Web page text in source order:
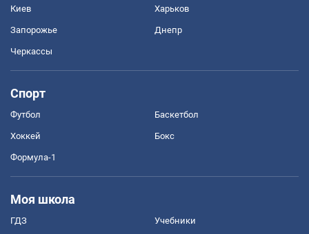
Киев Харьков
Запорожье Днепр
Черкассы
Спорт
Футбол Баскетбол
Хоккей Бокс
Формула-1
Моя школа
ГДЗ Учебники